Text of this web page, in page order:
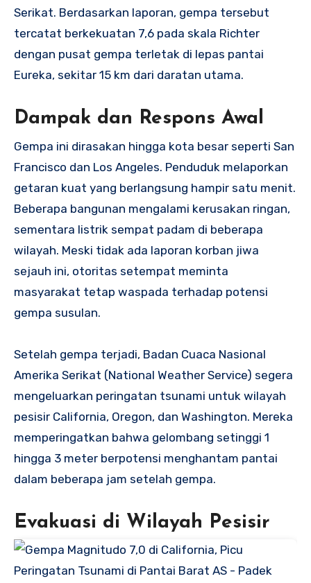
Serikat. Berdasarkan laporan, gempa tersebut
tercatat berkekuatan 7,6 pada skala Richter
dengan pusat gempa terletak di lepas pantai
Eureka, sekitar 15 km dari daratan utama.
Dampak dan Respons Awal
Gempa ini dirasakan hingga kota besar seperti San
Francisco dan Los Angeles. Penduduk melaporkan
getaran kuat yang berlangsung hampir satu menit.
Beberapa bangunan mengalami kerusakan ringan,
sementara listrik sempat padam di beberapa
wilayah. Meski tidak ada laporan korban jiwa
sejauh ini, otoritas setempat meminta
masyarakat tetap waspada terhadap potensi
gempa susulan.
Setelah gempa terjadi, Badan Cuaca Nasional
Amerika Serikat (National Weather Service) segera
mengeluarkan peringatan tsunami untuk wilayah
pesisir California, Oregon, dan Washington. Mereka
memperingatkan bahwa gelombang setinggi 1
hingga 3 meter berpotensi menghantam pantai
dalam beberapa jam setelah gempa.
Evakuasi di Wilayah Pesisir